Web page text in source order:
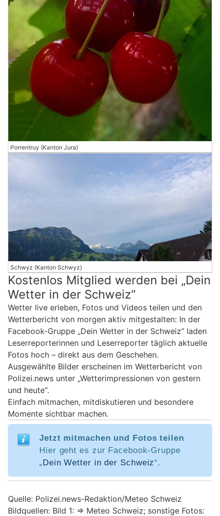
Porrentruy (Kanton Jura)
Schwyz (Kanton Schwyz)
Kostenlos Mitglied werden bei „Dein
Wetter in der Schweiz“
Wetter live erleben, Fotos und Videos teilen und den
Wetterbericht von morgen aktiv mitgestalten: In der
Facebook-Gruppe „Dein Wetter in der Schweiz“ laden
Leserreporterinnen und Leserreporter täglich aktuelle
Fotos hoch – direkt aus dem Geschehen.
Ausgewählte Bilder erscheinen im Wetterbericht von
Polizei.news unter „Wetterimpressionen von gestern
und heute“.
Einfach mitmachen, mitdiskutieren und besondere
Momente sichtbar machen.
Jetzt mitmachen und Fotos teilen
Hier geht es zur Facebook-Gruppe
„Dein Wetter in der Schweiz“.
Quelle: Polizei.news-Redaktion/Meteo Schweiz
Bildquellen: Bild 1: => Meteo Schweiz; sonstige Fotos: